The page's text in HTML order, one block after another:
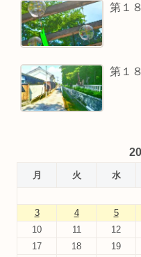
第１
第１
月 火 水
3
4 5
10
11 12
17
18 19